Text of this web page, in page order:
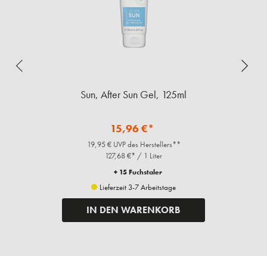
Sun, After Sun Gel, 125ml
15,96 €*
19,95 € UVP des Herstellers**
127,68 €* / 1 Liter
+ 15 Fuchstaler
Lieferzeit 3-7 Arbeitstage
IN DEN WARENKORB